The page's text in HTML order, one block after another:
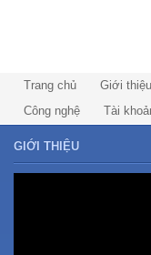
Trang chủ Giới thiệu
Công nghệ
Tài
GIỚI THIỆU